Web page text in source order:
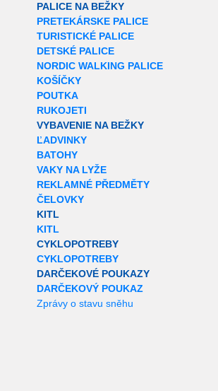
PALICE NA BEŽKY
PRETEKÁRSKE PALICE
TURISTICKÉ PALICE
DETSKÉ PALICE
NORDIC WALKING PALICE
KOŠÍČKY
POUTKA
RUKOJETI
VYBAVENIE NA BEŽKY
ĽADVINKY
BATOHY
VAKY NA LYŽE
REKLAMNÉ PŘEDMĚTY
ČELOVKY
KITL
KITL
CYKLOPOTREBY
CYKLOPOTREBY
DARČEKOVÉ POUKAZY
DARČEKOVÝ POUKAZ
Zprávy o stavu sněhu